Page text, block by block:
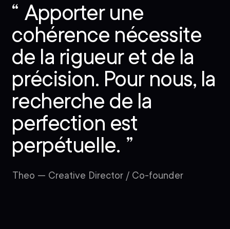
Apporter une
cohérence nécessite
de la rigueur et de la
précision. Pour nous, la
recherche de la
perfection est
perpétuelle.
Theo — Creative Director / Co-founder